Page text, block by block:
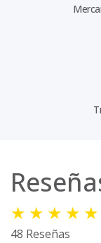
★ ★ ★ ★ ★
48 Reseñas